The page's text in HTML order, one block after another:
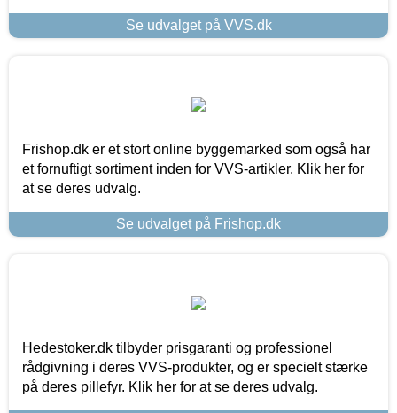
Se udvalget på VVS.dk
Frishop.dk er et stort online byggemarked som også har
et fornuftigt sortiment inden for VVS-artikler. Klik her for
at se deres udvalg.
Se udvalget på Frishop.dk
Hedestoker.dk tilbyder prisgaranti og professionel
rådgivning i deres VVS-produkter, og er specielt stærke
på deres pillefyr. Klik her for at se deres udvalg.